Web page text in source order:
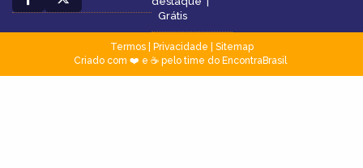
Grátis
Termos| Privacidade
Sitemap
Criado com ❤️ e ☕ pelo time do EncontraBrasil